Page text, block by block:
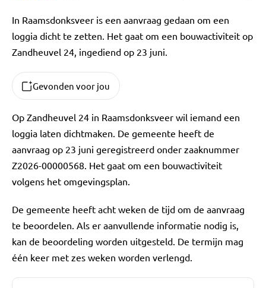
In Raamsdonksveer is een aanvraag gedaan om een
loggia dicht te zetten. Het gaat om een bouwactiviteit op
Zandheuvel 24, ingediend op 23 juni.
Gevonden voor jou
Op Zandheuvel 24 in Raamsdonksveer wil iemand een
loggia laten dichtmaken. De gemeente heeft de
aanvraag op 23 juni geregistreerd onder zaaknummer
Z2026-00000568. Het gaat om een bouwactiviteit
volgens het omgevingsplan.
De gemeente heeft acht weken de tijd om de aanvraag
te beoordelen. Als er aanvullende informatie nodig is,
kan de beoordeling worden uitgesteld. De termijn mag
één keer met zes weken worden verlengd.